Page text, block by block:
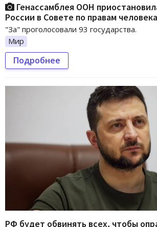
Генассамблея ООН
России в Совете по правам человека
"За" проголосовали 93 государства.
Мир
Подробнее
РФ будет обвинять всех, чтобы